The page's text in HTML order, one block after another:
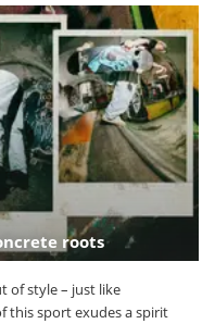
roots
of style – just like
this sport exudes a spirit